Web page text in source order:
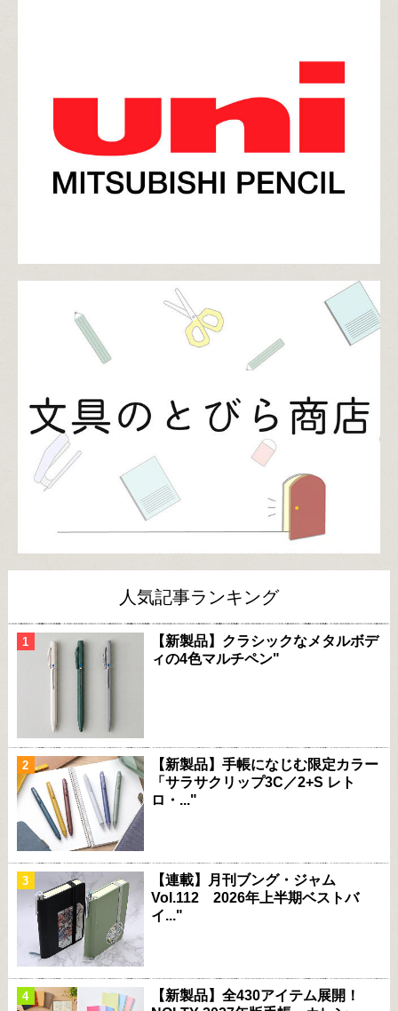
人気記事ランキング
【新製品】クラシックなメタルボデ
ィの4色マルチペン"
【新製品】手帳になじむ限定カラー
「サラサクリップ3C／2+S レト
ロ・..."
【連載】月刊ブング・ジャム
Vol.112 2026年上半期ベストバ
イ..."
【新製品】全430アイテム展開！